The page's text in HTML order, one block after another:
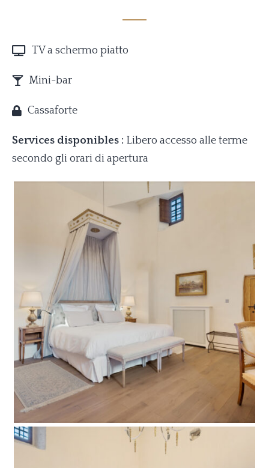
TV a schermo piatto
Mini-bar
Cassaforte
Services disponibles : Libero accesso alle terme
secondo gli orari di apertura